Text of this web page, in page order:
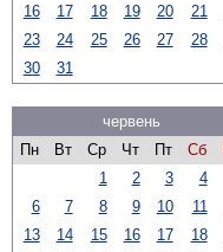
16
17 18 19 20 21
23
24 25 26 27 28
30
31
червень
Пн
Вт Ср Чт Пт Сб
1
2 3 4
6
7 8 9 10 11
13
14 15 16 17 18